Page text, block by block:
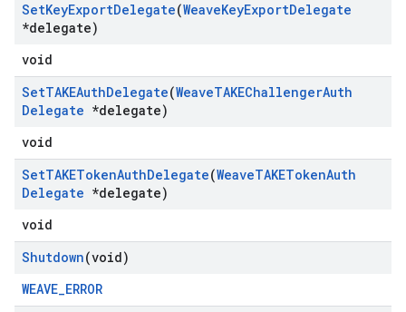
SetKeyExportDelegate(WeaveKeyExportDelegate
*delegate)
void
SetTAKEAuthDelegate(WeaveTAKEChallengerAuth
Delegate *delegate)
void
SetTAKETokenAuthDelegate(WeaveTAKETokenAuth
Delegate *delegate)
void
Shutdown(void)
WEAVE_ERROR